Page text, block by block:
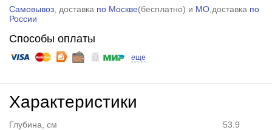
Самовывоз, доставка по Москве(бесплатно) и МО,доставка по
России
Способы оплаты
еще
Характеристики
Глубина, см 53.9